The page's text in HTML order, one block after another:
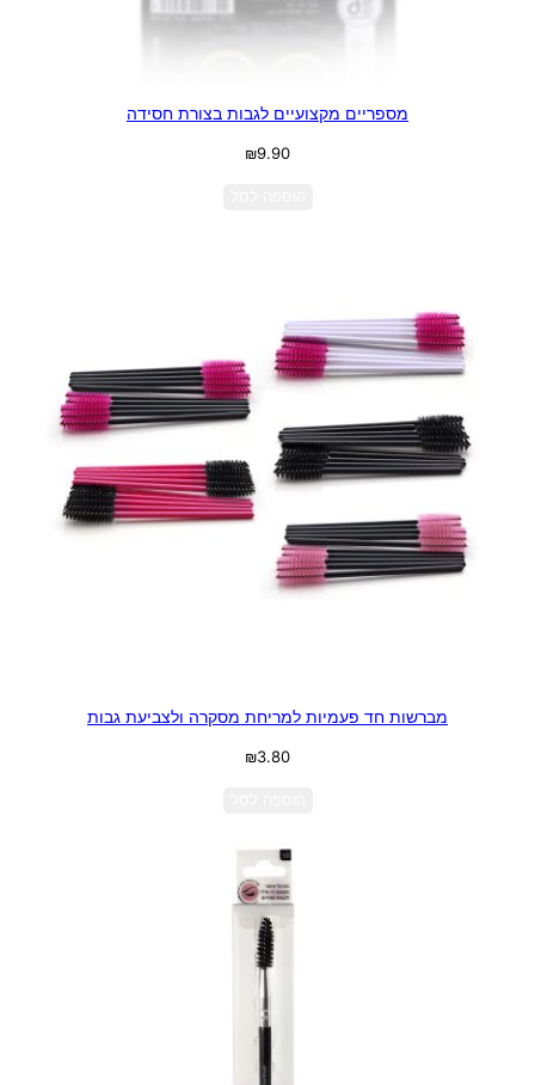
מספריים מקצועיים לגבות בצורת חסידה
₪9.90
מברשות חד פעמיות למריחת מסקרה ולצביעת גבות
₪3.80